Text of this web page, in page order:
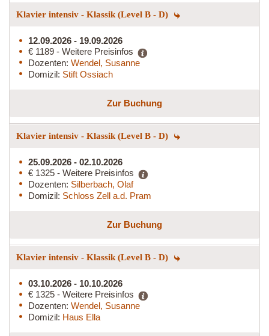
Klavier intensiv - Klassik (Level B - D)
12.09.2026 - 19.09.2026
€ 1189 - Weitere Preisinfos
Dozenten: Wendel, Susanne
Domizil: Stift Ossiach
Zur Buchung
Klavier intensiv - Klassik (Level B - D)
25.09.2026 - 02.10.2026
€ 1325 - Weitere Preisinfos
Dozenten: Silberbach, Olaf
Domizil: Schloss Zell a.d. Pram
Zur Buchung
Klavier intensiv - Klassik (Level B - D)
03.10.2026 - 10.10.2026
€ 1325 - Weitere Preisinfos
Dozenten: Wendel, Susanne
Domizil: Haus Ella